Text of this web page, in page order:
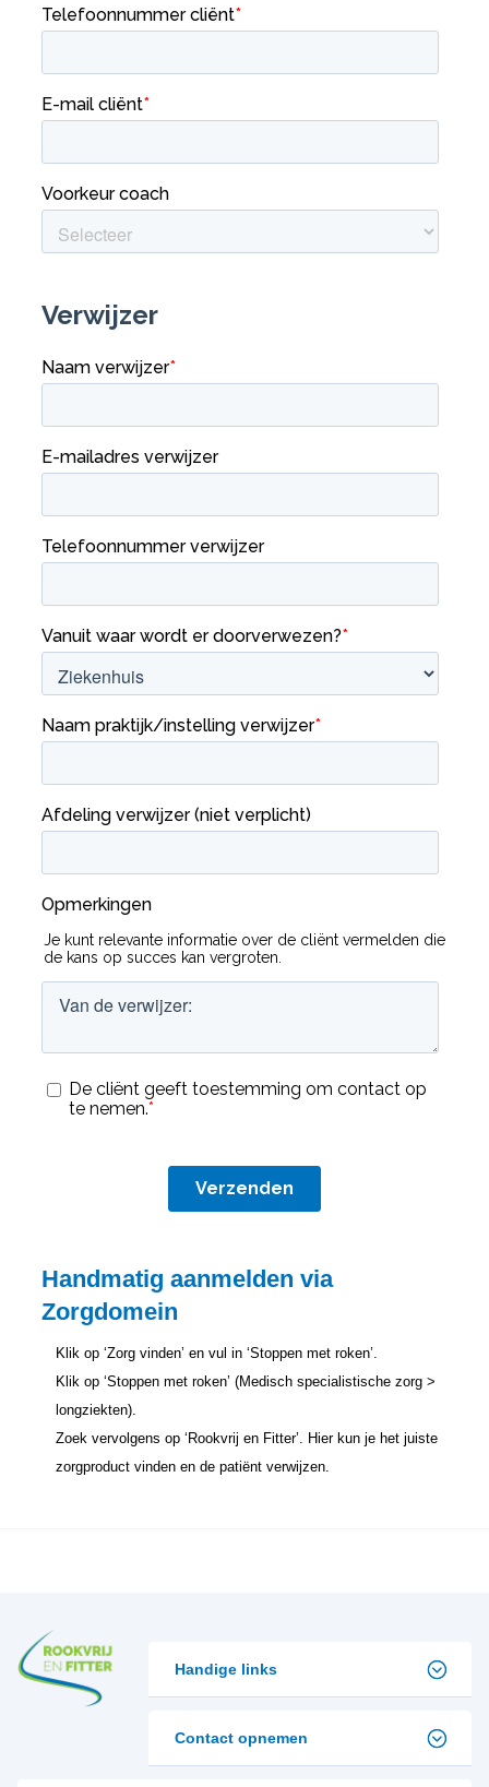
Handmatig aanmelden via
Zorgdomein
Klik op ‘Zorg vinden’ en vul in ‘Stoppen met roken’.
Klik op ‘Stoppen met roken’ (Medisch specialistische zorg >
longziekten).
Zoek vervolgens op ‘Rookvrij en Fitter’. Hier kun je het juiste
zorgproduct vinden en de patiënt verwijzen.
Handige links
Contact opnemen